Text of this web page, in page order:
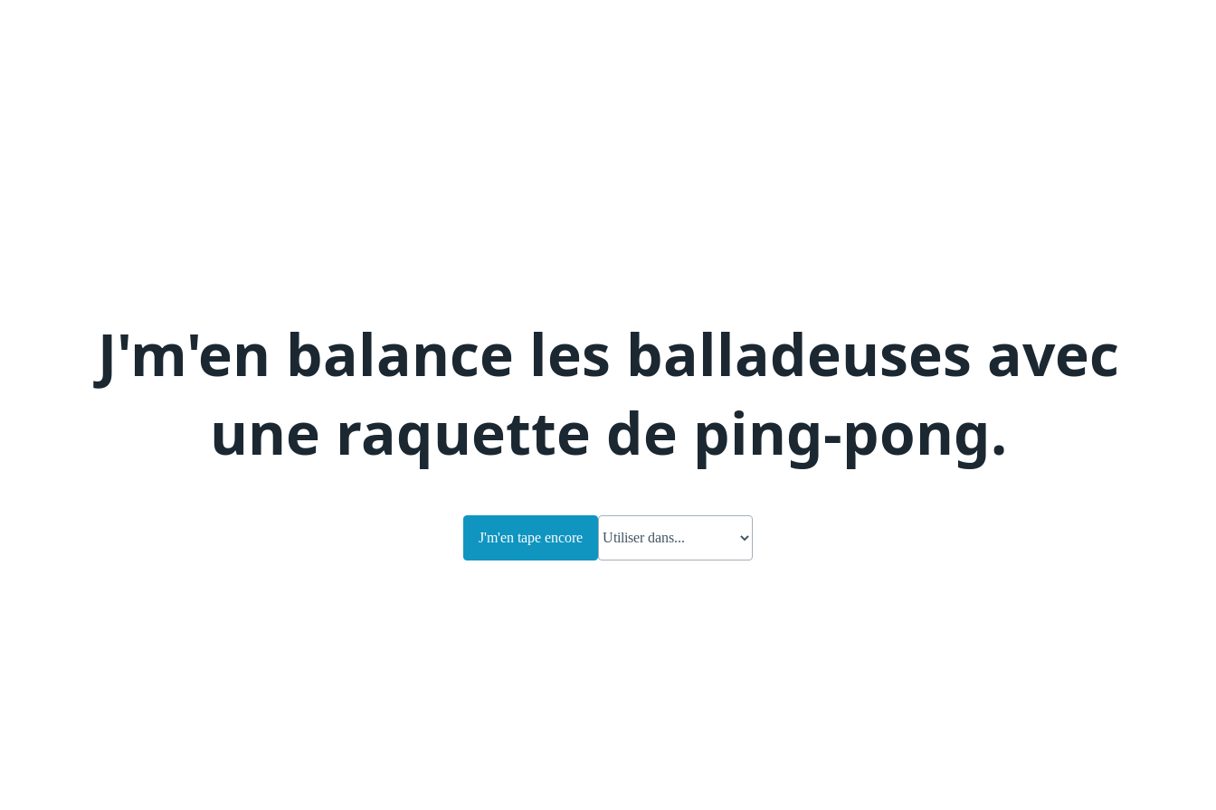
J'm'en balance les balladeuses avec
une raquette de ping-pong.
J'm'en tape encore